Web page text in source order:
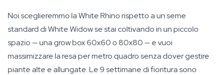
Noi sceglieremmo la White Rhino rispetto a un seme
standard di White Widow se stai coltivando in un piccolo
spazio — una grow box 60x60 o 80x80 — e vuoi
massimizzare la resa per metro quadro senza dover gestire
piante alte e allungate. Le 9 settimane di fioritura sono